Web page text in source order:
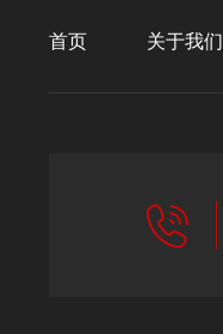
首页 关于我们